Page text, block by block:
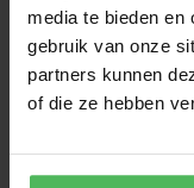
media te bieden
gebruik van onze
partners kunnen
of die ze hebben